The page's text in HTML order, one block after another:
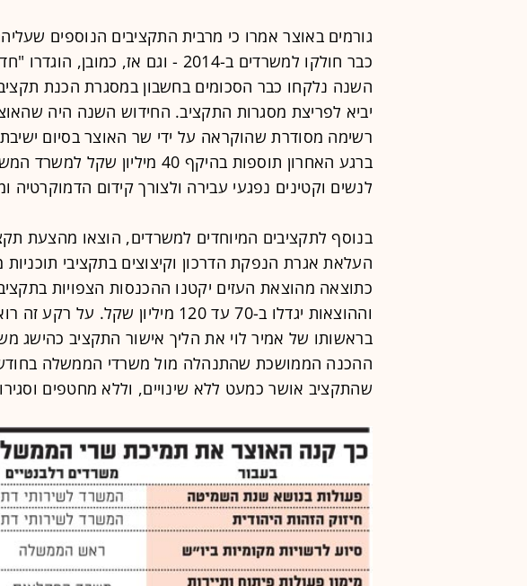
גורמים באוצר אמרו כי מרבית התקציבים הנוספים
כבר חולקו למשרדים ב-2014 - וגם אז,
השנה נלקחו כבר הסכומים בחשבון במסגרת הכנת
יביא לפריצת מסגרות התקציב. החידוש השנה היה
רשימה מסודרת שהוקראה על ידי שר האוצר בסיום
ברגע האחרון תוספות בהיקף 40
לנשים וקטינים נפגעי עבירה ולצורך קידום הדמוקרטיה
בנוסף לתקציבים המיוחדים למשרדים, הוצאו מהצעת
העלאת אגרת הנפקת הדרכון וקיצוצים בתקציבי
וההוצאות יגדלו ב-70 עד 120 מיליון
בראשותו של אמיר לוי את הליך אישור התקציב כהישג
ההכנה הממושכת שהתנהלה מול משרדי הממשלה
שהתקציב אושר כמעט ללא שינויים, וללא מחטפים